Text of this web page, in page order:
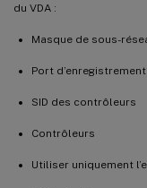
du VDA :
Masque de sous-
Port
SID des contrôleurs
Contrôleurs
Utiliser uniquement